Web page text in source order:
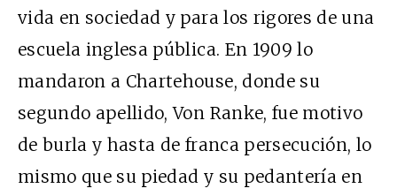
vida en sociedad y para los rigores de una
escuela inglesa pública. En 1909 lo
mandaron a Chartehouse, donde su
segundo apellido, Von Ranke, fue motivo
de burla y hasta de franca persecución, lo
mismo que su piedad y su pedantería en